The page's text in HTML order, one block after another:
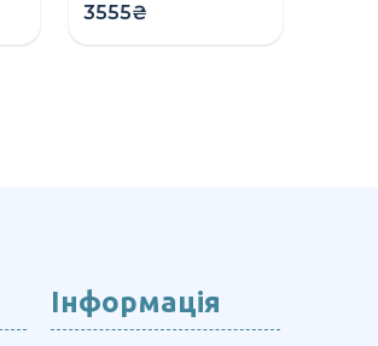
автокрісла
3555₴
Інформація